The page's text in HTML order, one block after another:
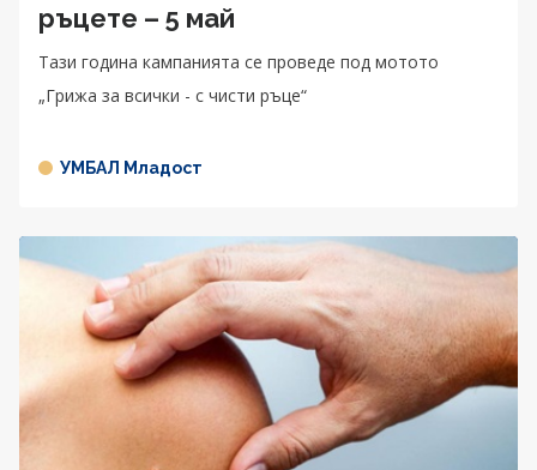
ръцете – 5 май
Тази година кампанията се проведе под мотото
„Грижа за всички - с чисти ръце“
УМБАЛ Младост